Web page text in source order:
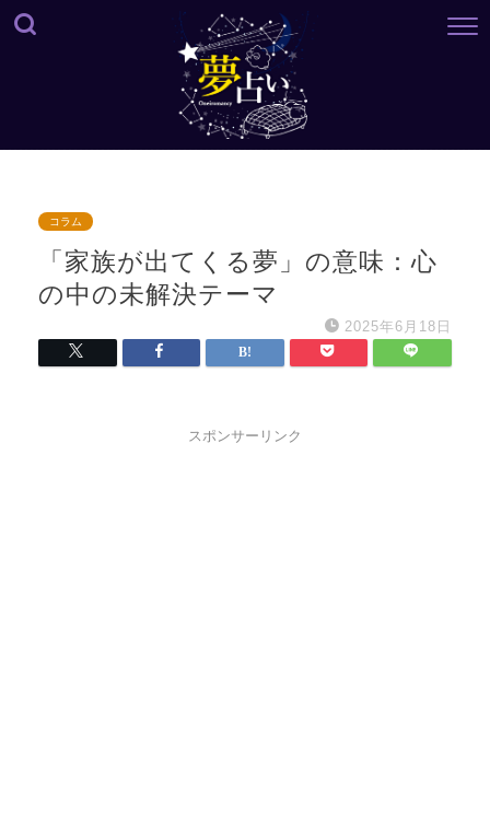
コラム
「家族が出てくる夢」の意味：心
の中の未解決テーマ
2025年6月18日
スポンサーリンク